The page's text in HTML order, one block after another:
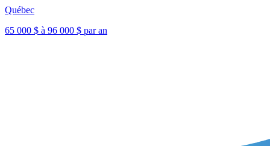
Québec
65 000 $ à 96 000 $ par an